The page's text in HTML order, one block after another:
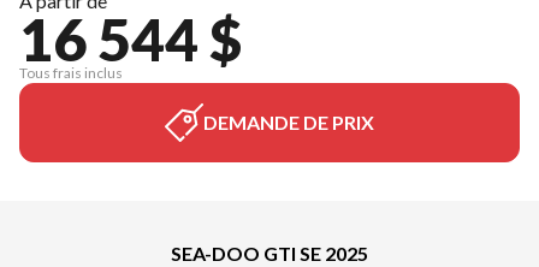
16 544 $
Tous frais inclus
DEMANDE DE PRIX
SEA-DOO GTI SE 2025